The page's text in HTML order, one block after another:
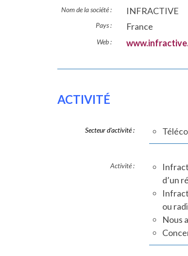
Nom de la société : INFRACTIVE
Pays : France
Web :
ACTIVITÉ
Secteur d'activité :
Activité :
d’un
ou
Nous